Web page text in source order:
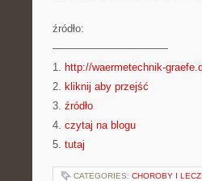
źródło:
———————————
1. http://waermetechnik-
2. kliknij aby przejść
3. źródło
4. czytaj na blogu
5. tutaj
CATEGORIES: CHOROBY I